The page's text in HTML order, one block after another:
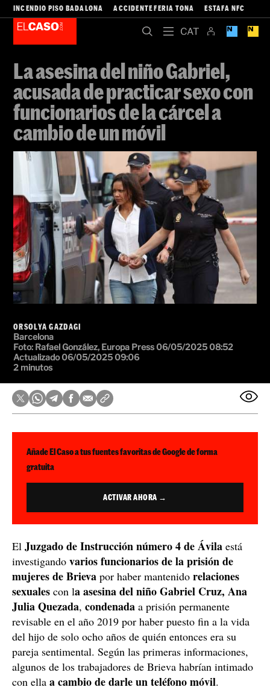
INCENDIO PISO BADALONA ACCIDENTE FERIA TONA ESTAFA NFC
La asesina del niño Gabriel,
acusada de practicar sexo con
funcionarios de la cárcel a
cambio de un móvil
ORSOLYA GAZDAGI
Barcelona
Foto: Rafael González, Europa Press06/05/2025 08:52
Actualizado 06/05/2025 09:06
2 minutos
Añade El Caso a tus fuentes favoritas de Google de forma
gratuita
ACTIVAR AHORA →
El Juzgado de Instrucción número 4 de Ávila está
investigando varios funcionarios de la prisión de
mujeres de Brieva por haber mantenido relaciones
sexuales con la asesina del niño Gabriel Cruz, Ana
Julia Quezada, condenada a prisión permanente
revisable en el año 2019 por haber puesto fin a la vida
del hijo de solo ocho años de quién entonces era su
pareja sentimental. Según las primeras informaciones,
algunos de los trabajadores de Brieva habrían intimado
con ella a cambio de darle un teléfono móvil.